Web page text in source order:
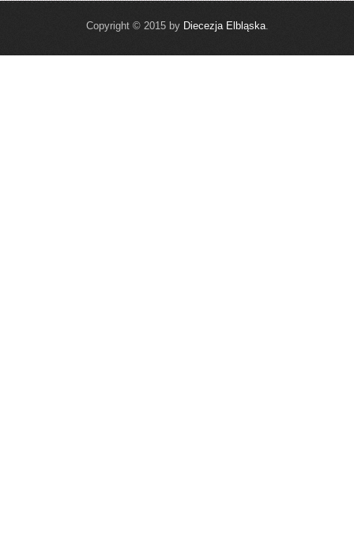
Copyright © 2015 by Diecezja Elbląska.